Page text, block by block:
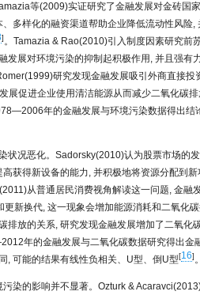
等(2009)实证研究了金融发展对金砖国
多样化的融资渠道帮助企业降低流动性风险,
]。Tamazia & Rao(2010)引入制度因素研究前
发展对环境污染的抑制起积极作用, 并且强有
研究发现金融发展吸引外商直接投
展促进企业使用清洁能源从而减少二氧化碳
年的金融发展与环境污染数据得出结
状况恶化。Sadorsky(2010)认为股票市场的
获得新设备的能力, 并积极地将资源分配到
从普通居民消费视角解读这一问题, 金融
新换代, 这一现象会增加能源消耗和二氧化
排放的关系, 研究发现金融发展增加了二氧化
年的金融发展与二氧化碳数据研究得出金
, 可能的结果有线性负相关、U型、倒U型[16]。
染的影响并不显著。Ozturk &